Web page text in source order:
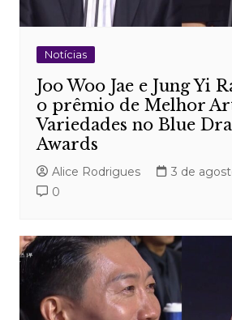
Notícias
Joo Woo Jae e Jung Yi
o prêmio de Melhor
Variedades no Blue
Awards
Alice Rodrigues
3 de
0